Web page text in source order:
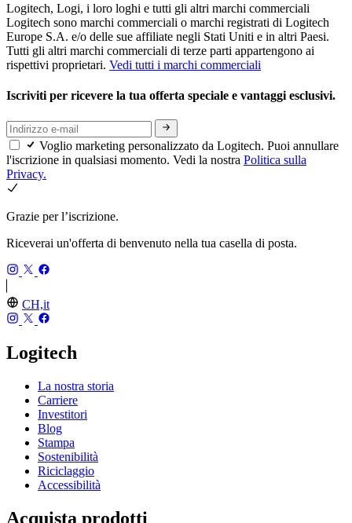
Logitech, Logi, i loro loghi e tutti gli altri marchi commerciali
Logitech sono marchi commerciali o marchi registrati di Logitech
Europe S.A. e/o delle sue affiliate negli Stati Uniti e in altri Paesi.
Tutti gli altri marchi commerciali di terze parti appartengono ai
rispettivi proprietari. Vedi tutti i marchi commerciali
Iscriviti per ricevere la tua offerta speciale e vantaggi esclusivi.
Voglio marketing personalizzato da Logitech. Puoi annullare
l'iscrizione in qualsiasi momento. Vedi la nostra Politica sulla
Privacy.
Grazie per l’iscrizione.
Riceverai un'offerta di benvenuto nella tua casella di posta.
CH,it
Logitech
La nostra storia
Carriere
Investitori
Blog
Stampa
Sostenibilità
Riciclaggio
Accessibilità
Acquista prodotti